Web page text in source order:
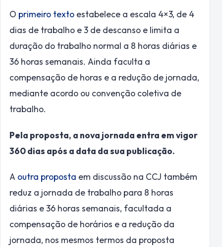
O primeiro texto estabelece a escala 4×3, de 4
dias de trabalho e 3 de descanso e limita a
duração do trabalho normal a 8 horas diárias e
36 horas semanais. Ainda faculta a
compensação de horas e a redução de jornada,
mediante acordo ou convenção coletiva de
trabalho.
Pela proposta, a nova jornada entra em vigor
360 dias após a data da sua publicação.
A outra proposta em discussão na CCJ também
reduz a jornada de trabalho para 8 horas
diárias e 36 horas semanais, facultada a
compensação de horários e a redução da
jornada, nos mesmos termos da proposta